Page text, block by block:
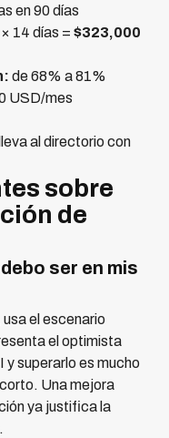
en 90 días
14 días = $323,000
de 68% a 81%
USD/mes
al directorio con
sobre
de
ser en mis
el escenario
el optimista
superarlo es mucho
Una mejora
ya justifica la